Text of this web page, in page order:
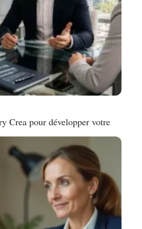
Crea pour développer votre